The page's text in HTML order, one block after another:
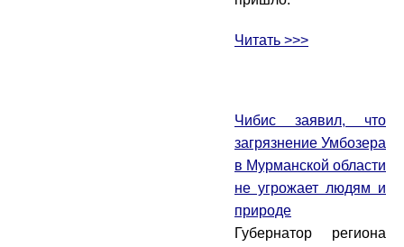
Читать >>>
Чибис заявил, что
загрязнение Умбозера
в Мурманской области
не угрожает людям и
природе
Губернатор региона